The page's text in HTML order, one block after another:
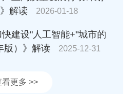
解读
2026-01-18
快建设"人工智能+"城市的
版）》解读
2025-12-31
看更多 >>